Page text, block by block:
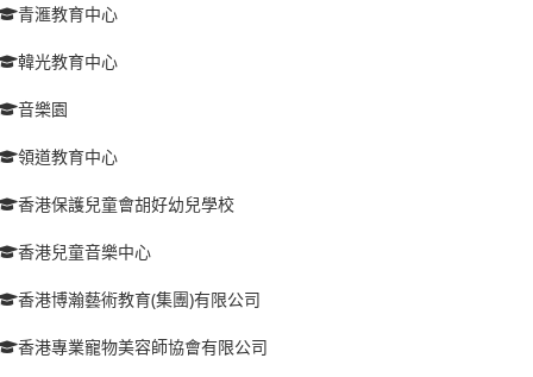
青滙教育中心
韓光教育中心
音樂園
領道教育中心
香港保護兒童會胡好幼兒學校
香港兒童音樂中心
香港博瀚藝術教育(集團)有限公司
香港專業寵物美容師協會有限公司